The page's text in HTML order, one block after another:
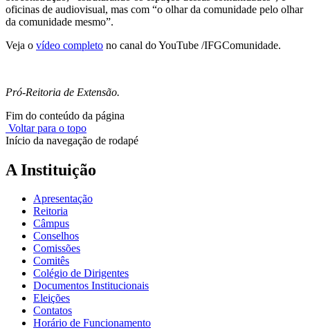
oficinas de audiovisual, mas com “o olhar da comunidade pelo olhar
da comunidade mesmo”.
Veja o vídeo completo no canal do YouTube /IFGComunidade.
Pró-Reitoria de Extensão.
Fim do conteúdo da página
Voltar para o topo
Início da navegação de rodapé
A Instituição
Apresentação
Reitoria
Câmpus
Conselhos
Comissões
Comitês
Colégio de Dirigentes
Documentos Institucionais
Eleições
Contatos
Horário de Funcionamento